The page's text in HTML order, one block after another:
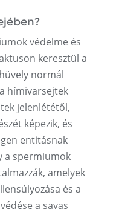
védelme és
keresztül a
normál
hímivarsejtek
jelenlététől,
képezik, és
entitásnak
a spermiumok
amelyek
és a
a savas